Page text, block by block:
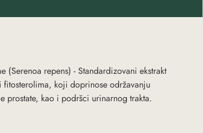
(Serenoa repens) - Standardizovani ekstrakt
fitosterolima, koji doprinose održavanju
prostate, kao i podršci urinarnog trakta.